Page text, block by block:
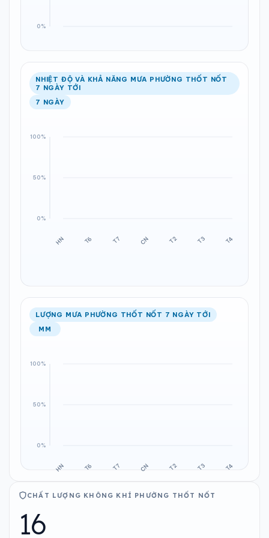
NHIỆT ĐỘ VÀ KHẢ NĂNG MƯA PHƯỜNG THỐT NỐT
7 NGÀY TỚI
7 NGÀY
LƯỢNG MƯA PHƯỜNG THỐT NỐT 7 NGÀY TỚI
MM
CHẤT LƯỢNG KHÔNG KHÍ PHƯỜNG THỐT NỐT
16